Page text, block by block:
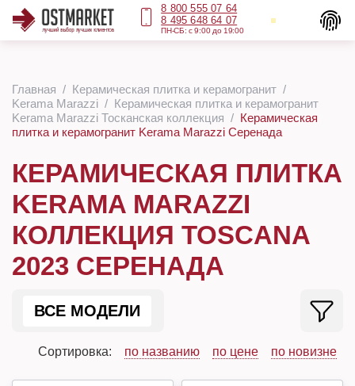
8 800 555 07 64
8 495 648 64 07
ПН-СБ: с 9:00 до 19:00
Главная
Керамическая плитка и керамогранит
Kerama Marazzi
Керамическая плитка и керамогранит
Kerama Marazzi Тосканская коллекция
Керамическая
плитка и керамогранит Kerama Marazzi Серенада
КЕРАМИЧЕСКАЯ ПЛИТКА
KERAMA MARAZZI
КОЛЛЕКЦИЯ TOSCANA
2023 СЕРЕНАДА
ВСЕ МОДЕЛИ
Сортировка: по названию по цене по новизне